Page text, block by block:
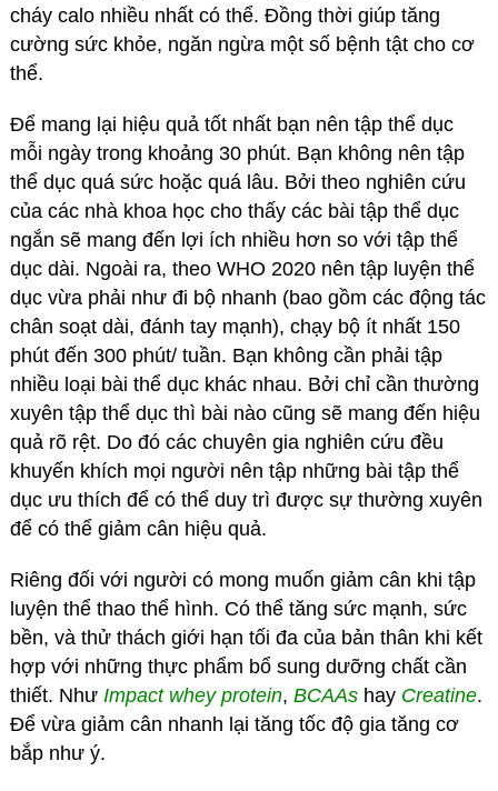
cháy calo nhiều nhất có thể. Đồng thời giúp tăng
cường sức khỏe, ngăn ngừa một số bệnh tật cho cơ
thể.
Để mang lại hiệu quả tốt nhất bạn nên tập thể dục
mỗi ngày trong khoảng 30 phút. Bạn không nên tập
thể dục quá sức hoặc quá lâu. Bởi theo nghiên cứu
của các nhà khoa học cho thấy các bài tập thể dục
ngắn sẽ mang đến lợi ích nhiều hơn so với tập thể
dục dài. Ngoài ra, theo WHO 2020 nên tập luyện thể
dục vừa phải như đi bộ nhanh (bao gồm các động tác
chân soạt dài, đánh tay mạnh), chạy bộ ít nhất 150
phút đến 300 phút/ tuần. Bạn không cần phải tập
nhiều loại bài thể dục khác nhau. Bởi chỉ cần thường
xuyên tập thể dục thì bài nào cũng sẽ mang đến hiệu
quả rõ rệt. Do đó các chuyên gia nghiên cứu đều
khuyến khích mọi người nên tập những bài tập thể
dục ưu thích để có thể duy trì được sự thường xuyên
để có thể giảm cân hiệu quả.
Riêng đối với người có mong muốn giảm cân khi tập
luyện thể thao thể hình. Có thể tăng sức mạnh, sức
bền, và thử thách giới hạn tối đa của bản thân khi kết
hợp với những thực phẩm bổ sung dưỡng chất cần
thiết. Như Impact whey protein, BCAAs hay Creatine.
Để vừa giảm cân nhanh lại tăng tốc độ gia tăng cơ
bắp như ý.